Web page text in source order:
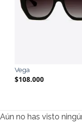
Vega
$108.000
Aún no has visto